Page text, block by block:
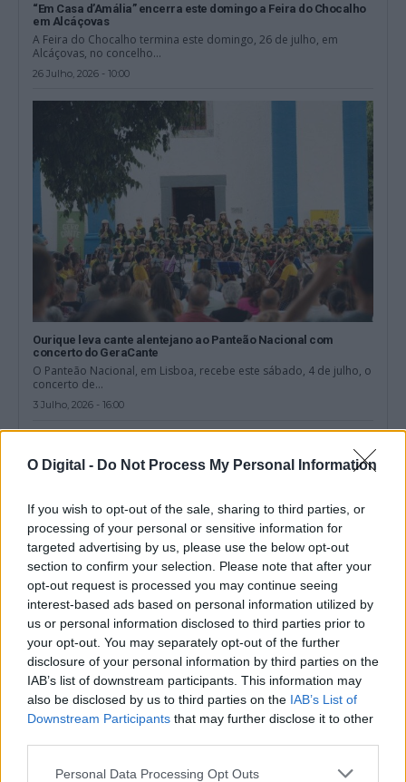
O Digital - Do Not Process My Personal Information
If you wish to opt-out of the sale, sharing to third parties, or
processing of your personal or sensitive information for
targeted advertising by us, please use the below opt-out
section to confirm your selection. Please note that after your
opt-out request is processed you may continue seeing
interest-based ads based on personal information utilized by
us or personal information disclosed to third parties prior to
your opt-out. You may separately opt-out of the further
disclosure of your personal information by third parties on the
IAB’s list of downstream participants. This information may
also be disclosed by us to third parties on the IAB’s List of
Downstream Participants that may further disclose it to other
Personal Data Processing Opt Outs
“Em Casa d’Amália” encerra este domingo a Feira do Chocalho
em Alcáçovas
A Feira do Chocalho termina este domingo, 26 de julho, em
Alcáçovas, no concelho...
26 Julho, 2026 - 10:00
Ourique leva cante alentejano ao Panteão Nacional com
concerto do GeraCante
O Panteão Nacional, em Lisboa, recebe este sábado, 4 de julho, o
concerto de...
3 Julho, 2026 - 16:00
O cante alentejano chega aos domingos em Beja
O restaurante Chaparro Alentejano, integrado no Holiday Inn
Beja, lançou os “Domingos do Cante”,...
18 Junho, 2026 - 17:16